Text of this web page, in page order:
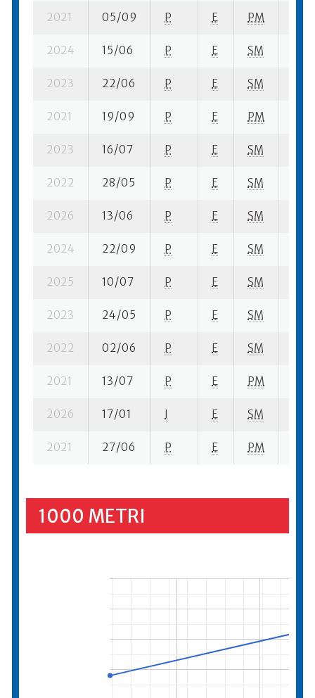
2021 05/09 P E PM
2024 15/06 P E SM
2023 22/06 P E SM
2021 19/09 P E PM
2023 16/07 P E SM
2022 28/05 P E SM
2026 13/06 P E SM
2024 22/09 P E SM
2025 10/07 P E SM
2023 24/05 P E SM
2022 02/06 P E SM
2021 13/07 P E PM
2026 17/01 I E SM
2021 27/06 P E PM
1000 METRI